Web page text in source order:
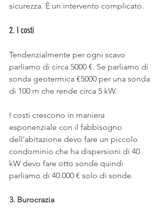
sicurezza. È un intervento complicato.
2. I costi
Tendenzialmente per ogni scavo
parliamo di circa 5000 €. Se parliamo di
sonda geotermica €5000 per una sonda
di 100 m che rende circa 5 kW.
I costi crescono in maniera
esponenziale con il fabbisogno
dell'abitazione devo fare un piccolo
condominio che ha dispersioni di 40
kW devo fare otto sonde quindi
parliamo di 40.000 € solo di sonde.
3. Burocrazia